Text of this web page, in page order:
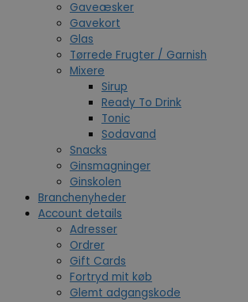
Gaveæsker
Gavekort
Glas
Tørrede Frugter / Garnish
Mixere
Sirup
Ready To Drink
Tonic
Sodavand
Snacks
Ginsmagninger
Ginskolen
Branchenyheder
Account details
Adresser
Ordrer
Gift Cards
Fortryd mit køb
Glemt adgangskode